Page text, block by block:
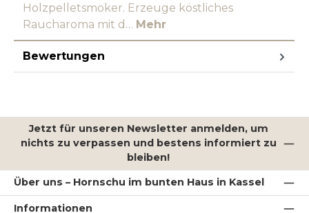
Holzpelletsmoker. Erzeuge köstliches
Raucharoma mit d… Mehr
Bewertungen
Jetzt für unseren Newsletter anmelden, um
nichts zu verpassen und bestens informiert zu
bleiben!
Über uns – Hornschu im bunten Haus in Kassel
Informationen